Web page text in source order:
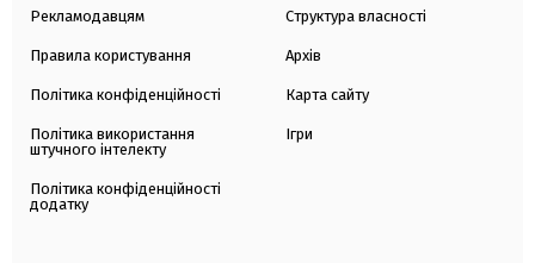
Рекламодавцям
Правила користування
Політика конфіденційності
Політика використання
штучного інтелекту
Політика конфіденційності
додатку
Структура власності
Архів
Карта сайту
Ігри